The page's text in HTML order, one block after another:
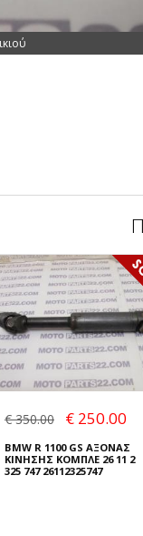
€ 350.00 € 250.00
BMW R 1100 GS ΑΞΟΝΑΣ
ΚΙΝΗΣΗΣ ΚΟΜΠΛΕ 26 11 2
325 747 26112325747